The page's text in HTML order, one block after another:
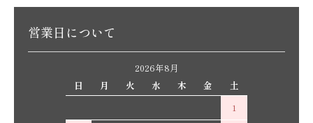
営業日について
2026年8月
日
月 火 水 木 金
土
1